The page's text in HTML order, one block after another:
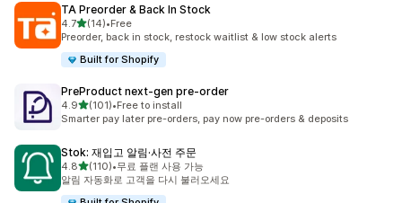
TA Preorder & Back In Stock
4.7별 5개 중
(14)
총 리뷰 14개
•Free
Preorder, back in stock, restock waitlist & low stock alerts
Built for Shopify
PreProduct next‑gen pre‑order
4.9별 5개 중
(101)
총 리뷰 101개
•Free to install
Smarter pay later pre-orders, pay now pre-orders & deposits
Stok: 재입고 알림·사전 주문
4.8별 5개 중
(110)
총 리뷰 110개
•무료 플랜 사용 가능
알림 자동화로 고객을 다시 불러오세요